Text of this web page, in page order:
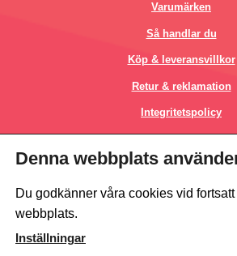
Varumärken
Så handlar du
Köp & leveransvillkor
Retur & reklamation
Integritetspolicy
This site is protected by reCAPTCHA and the
Denna webbplats
Du godkänner våra cookies vid
webbplats.
Inställningar